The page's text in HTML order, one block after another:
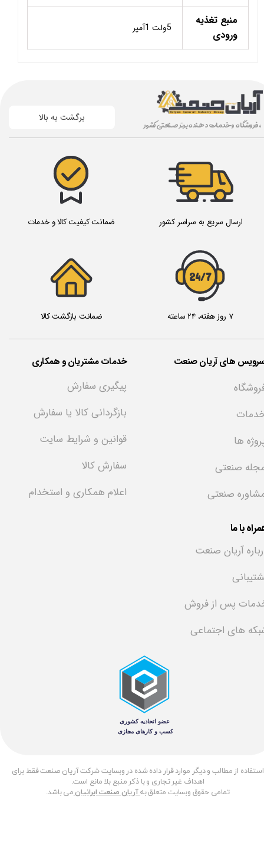
منبع تغذیه
ورودی
5ولت 1آمپر
​استفاده از مطالب و دیگر موارد قرار داده شده در وبسایت شرکت آریان صنعت فقط برای
اهداف غیر تجاری و با ذکر منبع بلا مانع است.
تمامی حقوق وبسایت متعلق بهآریان صنعت ایرانیانمی باشد.
7 روز هفته، 24 ساعته ضمانت بازگشت کالا
ضمانت کیفیت کالا و خدمات
برگشت به بالا ، فروشگاه و خدمات دهنده برتر صنعتی کشور
های آریان صنعت خدمات مشتریان و همکاری
با ما
ها
صنعتی
صنعتی
پیگیری سفارش
بازگردانی کالا یا سفارش
قوانین و شرایط سایت
سفارش کالا
اعلام همکاری و استخدام
آریان صنعت
پس از فروش
های اجتماعی
ارسال سریع به سراسر کشور
24/7